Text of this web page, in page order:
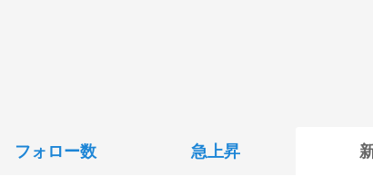
フォロー数 急上昇